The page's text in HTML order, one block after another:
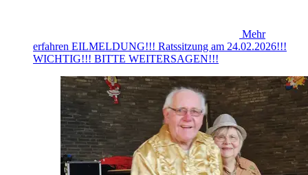
Mehr
erfahren EILMELDUNG!!! Ratssitzung am 24.02.2026!!!
WICHTIG!!! BITTE WEITERSAGEN!!!